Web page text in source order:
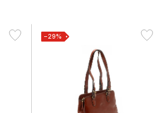
−29%